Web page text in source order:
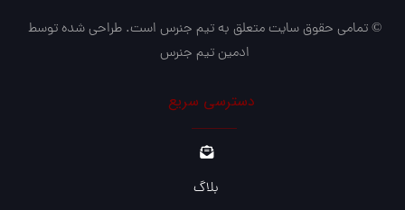
© تمامی حقوق سایت متعلق به تیم جنرس است. طراحی شده توسط
ادمین تیم جنرس
دسترسی سریع
بلاگ